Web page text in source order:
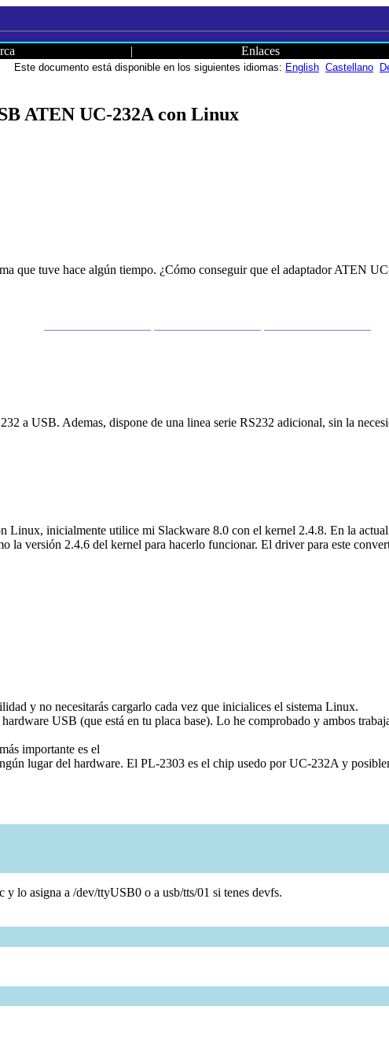
| Enlaces
Este documento está disponible en los siguientes idiomas: English Castellano
ATEN UC-232A con Linux
que tuve hace algún tiempo. ¿Cómo conseguir que el adaptador ATEN
a USB. Ademas, dispone de una linea serie RS232 adicional, sin la
Linux, inicialmente utilice mi Slackware 8.0 con el kernel 2.4.8. En la
la versión 2.4.6 del kernel para hacerlo funcionar. El driver para este
y no necesitarás cargarlo cada vez que inicialices el sistema Linux.
USB (que está en tu placa base). Lo he comprobado y ambos
importante es el
lugar del hardware. El PL-2303 es el chip usedo por UC-232A y
lo asigna a /dev/ttyUSB0 o a usb/tts/01 si tenes devfs.